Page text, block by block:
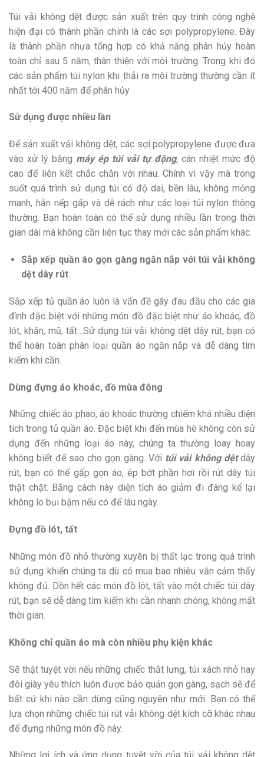
Túi vải không dệt được sản xuất trên quy trình công nghệ
hiện đại có thành phần chính là các sợi polypropylene. Đây
là thành phần nhựa tổng hợp có khả năng phân hủy hoàn
toàn chỉ sau 5 năm, thân thiện với môi trường. Trong khi đó
các sản phẩm túi nylon khi thải ra môi trường thường cần ít
nhất tới 400 năm để phân hủy
Sử dụng được nhiều lần
Để sản xuất vải không dệt, các sợi polypropylene được đưa
vào xử lý bằng máy ép túi vải tự động, cán nhiệt mức độ
cao để liên kết chắc chắn với nhau. Chính vì vậy mà trong
suốt quá trình sử dụng túi có độ dai, bền lâu, không mỏng
manh, hằn nếp gấp và dễ rách như các loại túi nylon thông
thường. Bạn hoàn toàn có thể sử dụng nhiều lần trong thời
gian dài mà không cần liên tục thay mới các sản phẩm khác.
Sắp xếp quần áo gọn gàng ngăn nắp với túi vải không
dệt dây rút
Sắp xếp tủ quần áo luôn là vấn đề gây đau đầu cho các gia
đình đặc biệt với những món đồ đặc biệt như áo khoác, đồ
lót, khăn, mũ, tất…Sử dụng túi vải không dệt dây rút, bạn có
thể hoàn toàn phân loại quần áo ngăn nắp và dễ dàng tìm
kiếm khi cần.
Dùng đựng áo khoác, đồ mùa đông
Những chiếc áo phao, áo khoác thường chiếm khá nhiều diện
tích trong tủ quần áo. Đặc biệt khi đến mùa hè không còn sử
dụng đến những loại áo này, chúng ta thường loay hoay
không biết để sao cho gọn gàng. Với túi vải không dệtdây
rút, bạn có thể gấp gọn áo, ép bớt phần hơi rồi rút dây túi
thật chặt. Bằng cách này diện tích áo giảm đi đáng kể lại
không lo bụi bặm nếu có để lâu ngày.
Đựng đồ lót, tất
Những món đồ nhỏ thường xuyên bị thất lạc trong quá trình
sử dụng khiến chúng ta dù có mua bao nhiêu vẫn cảm thấy
không đủ. Dồn hết các món đồ lót, tất vào một chiếc túi dây
rút, bạn sẽ dễ dàng tìm kiếm khi cần nhanh chóng, không mất
thời gian.
Không chỉ quần áo mà còn nhiều phụ kiện khác
Sẽ thật tuyệt vời nếu những chiếc thắt lưng, túi xách nhỏ hay
đôi giày yêu thích luôn được bảo quản gọn gàng, sạch sẽ để
bất cứ khi nào cần dùng cũng nguyên như mới. Bạn có thể
lựa chọn những chiếc túi rút vải không dệt kích cỡ khác nhau
để đựng những món đồ này.